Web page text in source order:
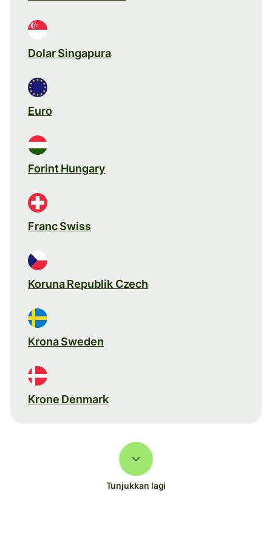
Dolar Singapura
Euro
Forint Hungary
Franc Swiss
Koruna Republik Czech
Krona Sweden
Krone Denmark
Tunjukkan lagi